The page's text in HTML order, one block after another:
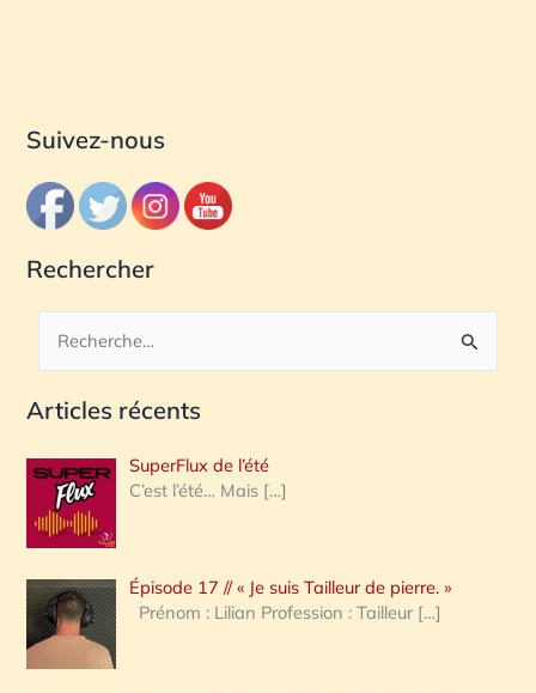
Suivez-nous
Rechercher
c
e
r
c
h
e
Articles récents
SuperFlux de l’été
C’est l’été… Mais […]
Épisode 17 // « Je suis Tailleur de pierre. »
Prénom : Lilian Profession : Tailleur […]